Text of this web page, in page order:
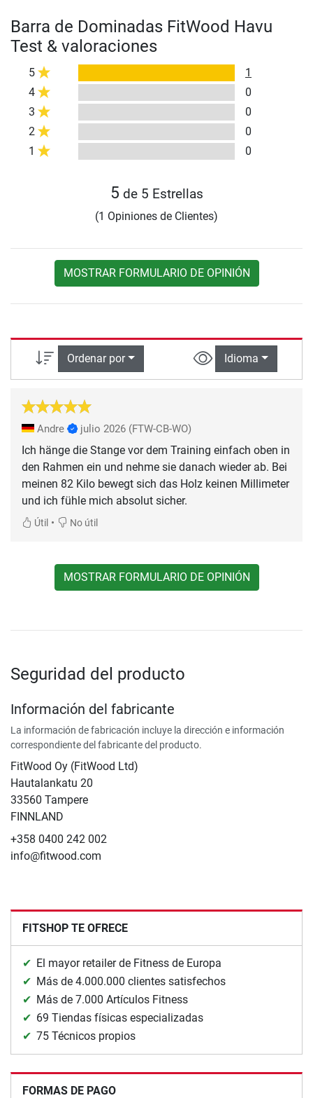
Barra de Dominadas FitWood Havu
Test & valoraciones
5
1
4
0
3
0
2
0
1
0
5 de 5 Estrellas
(1 Opiniones de Clientes)
MOSTRAR FORMULARIO DE OPINIÓN
Ordenar por Idioma
Andre julio 2026 (FTW-CB-WO)
Ich hänge die Stange vor dem Training einfach oben in
den Rahmen ein und nehme sie danach wieder ab. Bei
meinen 82 Kilo bewegt sich das Holz keinen Millimeter
und ich fühle mich absolut sicher.
Útil • No útil
MOSTRAR FORMULARIO DE OPINIÓN
Seguridad del producto
Información del fabricante
La información de fabricación incluye la dirección e información
correspondiente del fabricante del producto.
FitWood Oy (FitWood Ltd)
Hautalankatu 20
33560 Tampere
FINNLAND
+358 0400 242 002
info@fitwood.com
FITSHOP TE OFRECE
El mayor retailer de Fitness de Europa
Más de 4.000.000 clientes satisfechos
Más de 7.000 Artículos Fitness
69 Tiendas físicas especializadas
75 Técnicos propios
FORMAS DE PAGO